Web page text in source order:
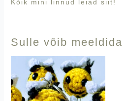
Kõik mini linnud leiad siit!
Sulle võib